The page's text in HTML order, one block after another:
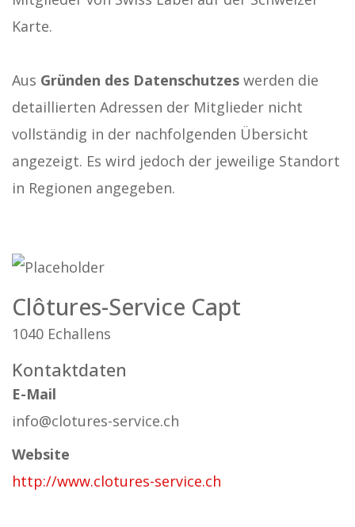
Karte.
Aus Gründen des Datenschutzes werden die
detaillierten Adressen der Mitglieder nicht
vollständig in der nachfolgenden Übersicht
angezeigt. Es wird jedoch der jeweilige Standort
in Regionen angegeben.
Clôtures-Service Capt
1040 Echallens
Kontaktdaten
E-Mail
info@clotures-service.ch
Website
http://www.clotures-service.ch